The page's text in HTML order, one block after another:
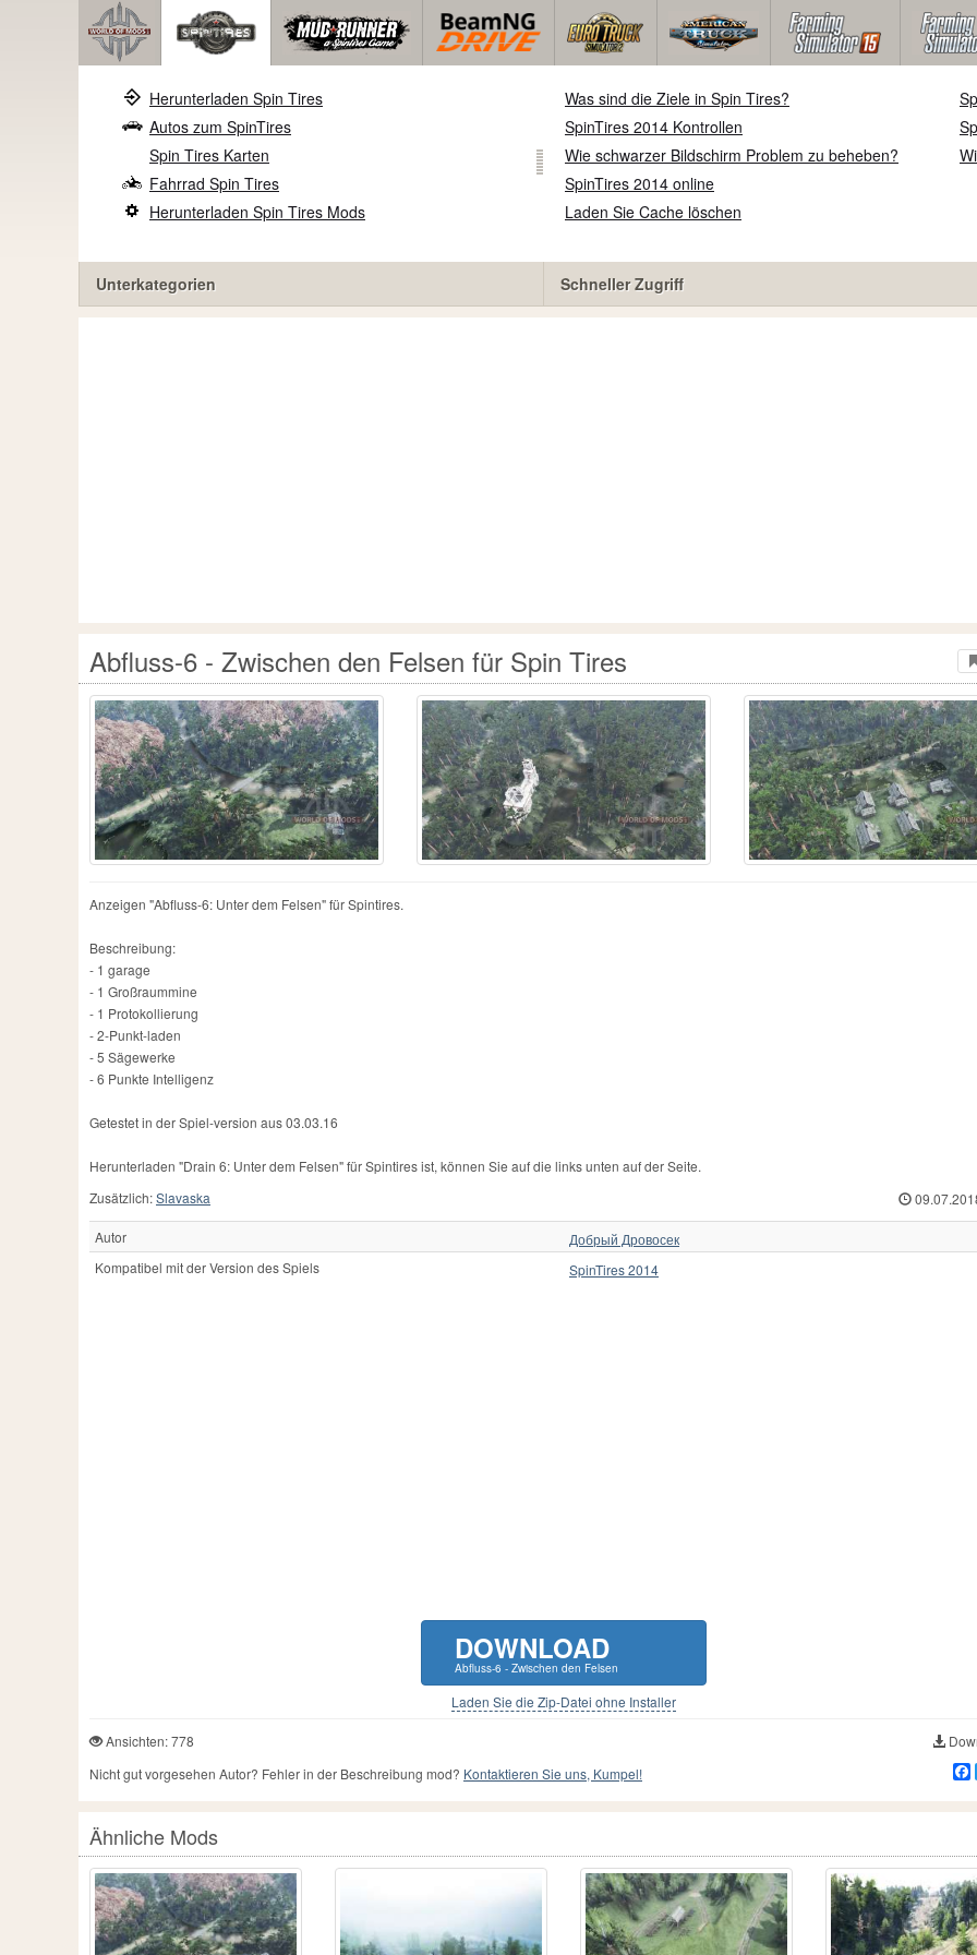
Herunterladen Spin Tires
Autos zum SpinTires
Spin Tires Karten
Fahrrad Spin Tires
Herunterladen Spin Tires Mods
Unterkategorien
Was sind die Ziele in Spin Tires?
SpinTires 2014 Kontrollen
Wie schwarzer Bildschirm Problem zu beheben?
SpinTires 2014 online
Laden Sie Cache löschen
Schneller Zugriff
Abfluss-6 - Zwischen den Felsen für Spin Tires
Anzeigen "Abfluss-6: Unter dem Felsen" für Spintires.
Beschreibung:
- 1 garage
- 1 Großraummine
- 1 Protokollierung
- 2-Punkt-laden
- 5 Sägewerke
- 6 Punkte Intelligenz
Getestet in der Spiel-version aus 03.03.16
Herunterladen "Drain 6: Unter dem Felsen" für Spintires ist, können Sie auf die links unten auf der Seite.
Zusätzlich:Slavaska
Autor
Добрый Дровосек
Kompatibel mit der Version des Spiels
SpinTires 2014
DOWNLOAD
Abfluss-6 - Zwischen den Felsen
Laden Sie die Zip-Datei ohne Installer
Ansichten: 778
Nicht gut vorgesehen Autor? Fehler in der Beschreibung mod? Kontaktieren Sie uns, Kumpel!
Ähnliche Mods